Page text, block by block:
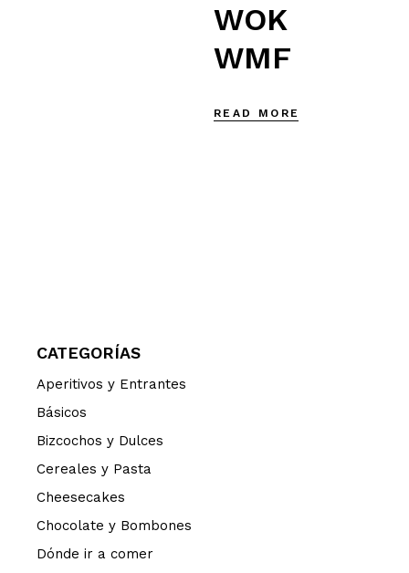
WOK
WMF
READ MORE
CATEGORÍAS
Aperitivos y Entrantes
Básicos
Bizcochos y Dulces
Cereales y Pasta
Cheesecakes
Chocolate y Bombones
Dónde ir a comer